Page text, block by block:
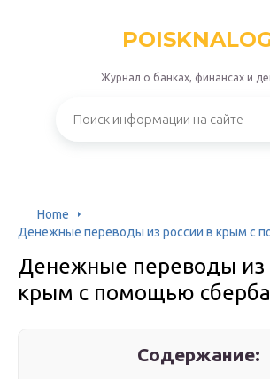
Журнал о банках, финансах и
Home
Денежные переводы из россии в крым с
Денежные переводы из
крым с помощью
Содержание: